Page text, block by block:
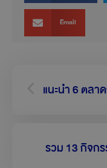
Email
รวม 13 กิจก